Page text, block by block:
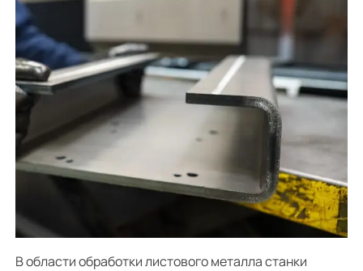
В области обработки листового металла станки